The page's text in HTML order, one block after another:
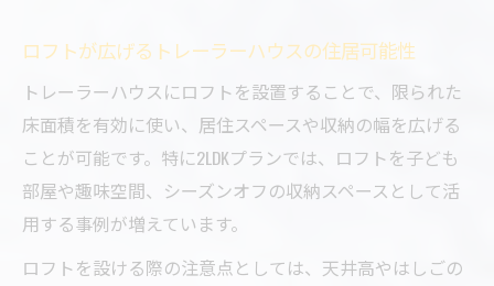
ロフトが広げるトレーラーハウスの住居可能性
トレーラーハウスにロフトを設置することで、限られた
床面積を有効に使い、居住スペースや収納の幅を広げる
ことが可能です。特に2LDKプランでは、ロフトを子ども
部屋や趣味空間、シーズンオフの収納スペースとして活
用する事例が増えています。
ロフトを設ける際の注意点としては、天井高やはしごの